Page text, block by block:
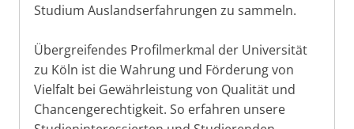
Studium Auslandserfahrungen zu sammeln.
Übergreifendes Profilmerkmal der Universität
zu Köln ist die Wahrung und Förderung von
Vielfalt bei Gewährleistung von Qualität und
Chancengerechtigkeit. So erfahren unsere